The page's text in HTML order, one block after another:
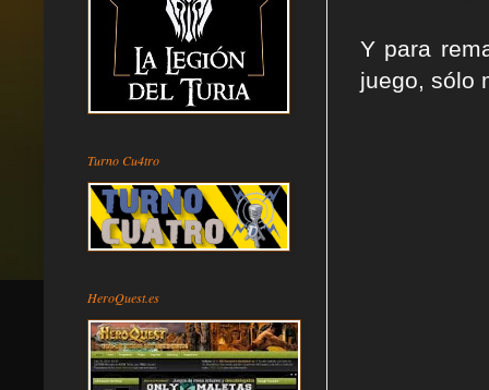
Y para
juego, sólo
Turno Cu4tro
HeroQuest.es